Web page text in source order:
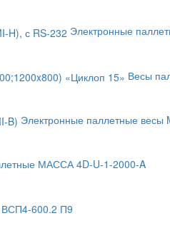
Электронные
Весы
Электронные паллетные весы
МАССА 4D-U-1-2000-A
600.2 П9